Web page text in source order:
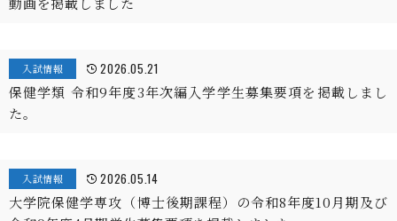
入試情報 2026.05.21
保健学類 令和9年度3年次編入学学生募集要項を掲載しまし
た。
入試情報 2026.05.14
大学院保健学専攻（博士後期課程）の令和8年度10月期及び